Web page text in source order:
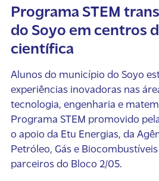
Programa STEM
do Soyo em centros
científica
Alunos do município do Soyo
experiências inovadoras nas
tecnologia, engenharia e
Programa STEM promovido
o apoio da Etu Energias, da
Petróleo, Gás e Biocombustíveis
parceiros do Bloco 2/05.